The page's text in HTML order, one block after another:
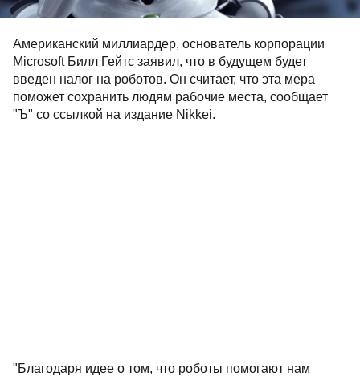
Американский миллиардер, основатель корпорации
Microsoft Билл Гейтс заявил, что в будущем будет
введен налог на роботов. Он считает, что эта мера
поможет сохранить людям рабочие места, сообщает
"Ъ" со ссылкой на издание Nikkei.
"Благодаря идее о том, что роботы помогают нам